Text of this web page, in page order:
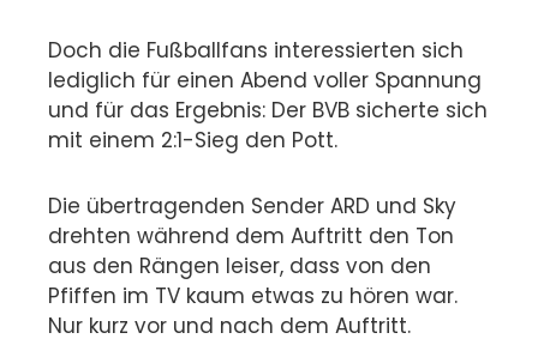
Doch die Fußballfans interessierten sich
lediglich für einen Abend voller Spannung
und für das Ergebnis: Der BVB sicherte sich
mit einem 2:1-Sieg den Pott.
Die übertragenden Sender ARD und Sky
drehten während dem Auftritt den Ton
aus den Rängen leiser, dass von den
Pfiffen im TV kaum etwas zu hören war.
Nur kurz vor und nach dem Auftritt.